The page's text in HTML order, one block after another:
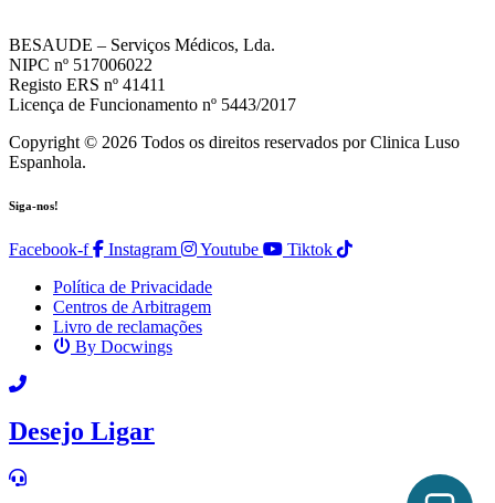
BESAUDE – Serviços Médicos, Lda.
NIPC nº 517006022
Registo ERS nº 41411
Licença de Funcionamento nº 5443/2017
Copyright © 2026 Todos os direitos reservados por Clinica Luso
Espanhola.
Siga-nos!
Facebook-f Instagram Youtube
Tiktok
Política de Privacidade
Centros de Arbitragem
Livro de reclamações
By Docwings
Scroll
Up
Desejo Ligar